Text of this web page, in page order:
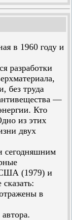
в 1960 году и
разработки
без труда
—
Кто
из этих
двух
сегодняшним
США (1979) и
в